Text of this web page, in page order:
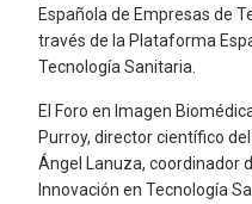
Española de Empresas de
través de la Plataforma
Tecnología Sanitaria.
El Foro en Imagen
Purroy, director científico
Ángel Lanuza, coordinador
Innovación en Tecnología